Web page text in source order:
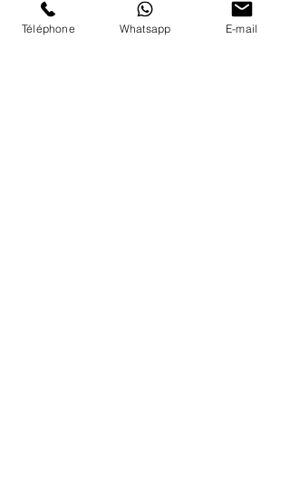
1183 Bursins
Téléphone Whatsapp E-mail